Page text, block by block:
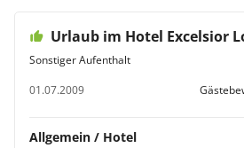
Urlaub im Hotel Excelsior
Sonstiger Aufenthalt
01.07.2009
Allgemein / Hotel